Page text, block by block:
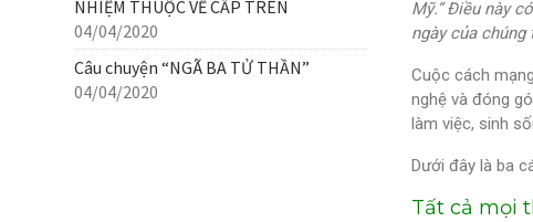
Mỹ.” Điều này
ngày của
Cuộc cách
nghệ và đóng
làm việc, sinh
Dưới đây là ba
Tất cả mọi
NHIỆM THUỘC VỀ CẤP TRÊN
04/04/2020
Câu chuyện “NGÃ BA TỬ THẦN”
04/04/2020